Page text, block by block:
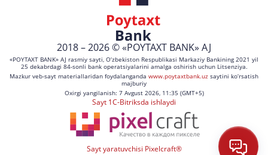
2018 – 2026 © «POYTAXT BANK» AJ
«POYTAXT BANK» AJ rasmiy sayti, O‘zbekiston Respublikasi Markaziy Bankining 2021 yil
25 dekabrdagi 84-sonli bank operatsiyalarini amalga oshirish uchun Litsenziya.
Mazkur veb-sayt materiallaridan foydalanganda www.poytaxtbank.uz saytini ko‘rsatish
majburiy
Oxirgi yangilanish: 7 Avgust 2026, 11:35 (GMT+5)
Sayt 1C-Bitriksda ishlaydi
Sayt yaratuvchisi Pixelcraft®